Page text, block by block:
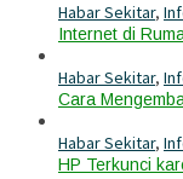
Habar Sekitar,
Internet di
Habar Sekitar,
Cara
Habar Sekitar,
HP Terkunci